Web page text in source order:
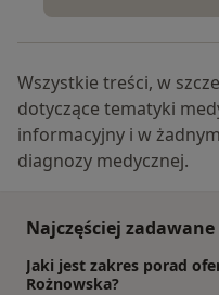
Wszystkie treści, w
dotyczące tematyki
informacyjny i w
diagnozy medycznej.
Najczęściej
Jaki jest zakres porad
Rożnowska?